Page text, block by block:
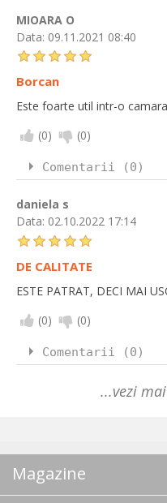
MIOARA O
Data: 09.11.2021 08:40
Borcan
Este foarte util intr-o
(0) (0)
Comentarii (0)
daniela s
Data: 02.10.2022 17:14
DE CALITATE
ESTE PATRAT, DECI MAI
(0) (0)
Comentarii (0)
...vezi
Magazine